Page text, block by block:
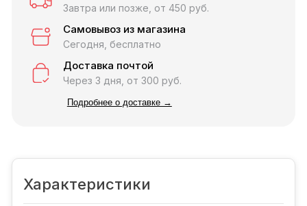
Завтра или позже, от 450 руб.
Самовывоз из магазина
Сегодня, бесплатно
Доставка почтой
Через 3 дня, от 300 руб.
Подробнее о доставке →
Характеристики